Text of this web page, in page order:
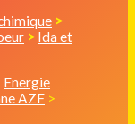
>
> Ida et
Energie
AZF >